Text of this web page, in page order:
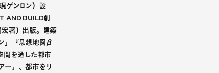
ゲンロン）設
AND BUILD創
著）出版。建築
」『思想地図β
間を通した都市
ー」、都市をリ